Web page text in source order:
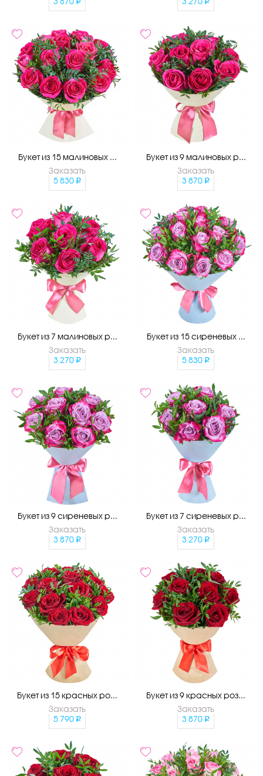
Букет из 15 малиновых ...
Заказать
5 830
Букет из 9 малиновых р...
Заказать
3 870
Букет из 7 малиновых р...
Заказать
3 270
Букет из 15 сиреневых ...
Заказать
5 830
Букет из 9 сиреневых р...
Заказать
3 870
Букет из 7 сиреневых р...
Заказать
3 270
Букет из 15 красных ро...
Заказать
5 790
Букет из 9 красных роз...
Заказать
3 870